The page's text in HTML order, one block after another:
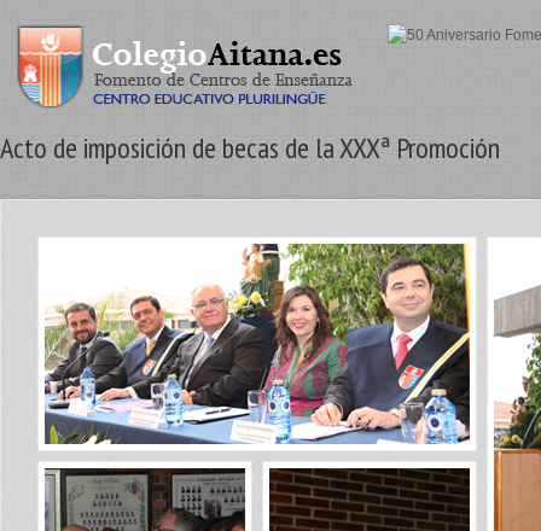
Acto de imposición de becas de la XXXª Promoción